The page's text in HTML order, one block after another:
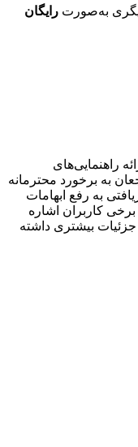
به‌صورت رایگان
راهنمایی‌های
به برخورد محترمانه
به رفع ابهامات
کاربران اشاره
جزئیات بیشتری داشته